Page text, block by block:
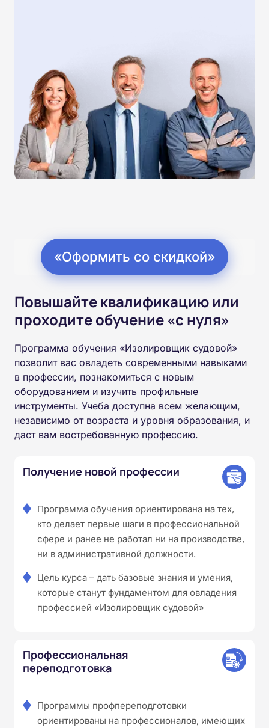
«Оформить со скидкой»
Повышайте квалификацию или
проходите обучение «с нуля»
Программа обучения «Изолировщик судовой»
позволит вас овладеть современными навыками
в профессии, познакомиться с новым
оборудованием и изучить профильные
инструменты. Учеба доступна всем желающим,
независимо от возраста и уровня образования, и
даст вам востребованную профессию.
Получение новой профессии
Программа обучения ориентирована на тех,
кто делает первые шаги в профессиональной
сфере и ранее не работал ни на производстве,
ни в административной должности.
Цель курса – дать базовые знания и умения,
которые станут фундаментом для овладения
профессией «Изолировщик судовой»
Профессиональная
переподготовка
Программы профпереподготовки
ориентированы на профессионалов, имеющих